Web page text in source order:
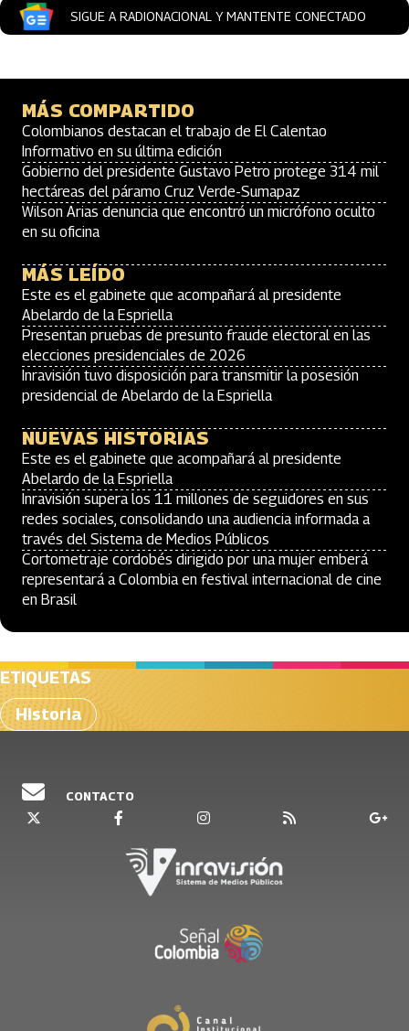
SIGUE A RADIONACIONAL Y MANTENTE CONECTADO
MÁS COMPARTIDO
Colombianos destacan el trabajo de El Calentao
Informativo en su última edición
Gobierno del presidente Gustavo Petro protege 314 mil
hectáreas del páramo Cruz Verde-Sumapaz
Wilson Arias denuncia que encontró un micrófono oculto
en su oficina
MÁS LEÍDO
Este es el gabinete que acompañará al presidente
Abelardo de la Espriella
Presentan pruebas de presunto fraude electoral en las
elecciones presidenciales de 2026
Inravisión tuvo disposición para transmitir la posesión
presidencial de Abelardo de la Espriella
NUEVAS HISTORIAS
Este es el gabinete que acompañará al presidente
Abelardo de la Espriella
Inravisión supera los 11 millones de seguidores en sus
redes sociales, consolidando una audiencia informada a
través del Sistema de Medios Públicos
Cortometraje cordobés dirigido por una mujer emberá
representará a Colombia en festival internacional de cine
en Brasil
ETIQUETAS
Historia
CONTACTO